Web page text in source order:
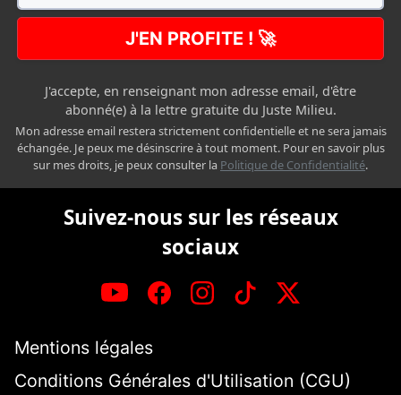
J'EN PROFITE ! 🚀
J'accepte, en renseignant mon adresse email, d'être
abonné(e) à la lettre gratuite du Juste Milieu.
Mon adresse email restera strictement confidentielle et ne sera jamais
échangée. Je peux me désinscrire à tout moment. Pour en savoir plus
sur mes droits, je peux consulter la Politique de Confidentialité.
Suivez-nous sur les réseaux
sociaux
Mentions légales
Conditions Générales d'Utilisation (CGU)